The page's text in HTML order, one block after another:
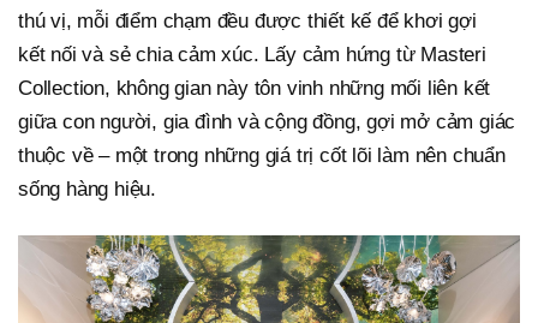
thú vị, mỗi điểm chạm đều được thiết kế để khơi gợi
kết nối và sẻ chia cảm xúc. Lấy cảm hứng từ Masteri
Collection, không gian này tôn vinh những mối liên kết
giữa con người, gia đình và cộng đồng, gợi mở cảm giác
thuộc về – một trong những giá trị cốt lõi làm nên chuẩn
sống hàng hiệu.